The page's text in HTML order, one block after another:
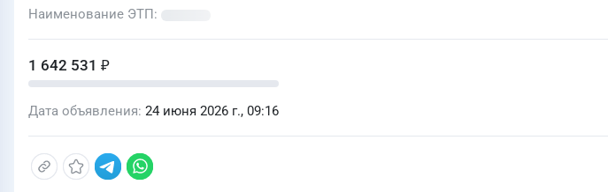
Наименование ЭТП
1 642 531 ₽
Дата объявления 24 июня 2026 г., 09:16